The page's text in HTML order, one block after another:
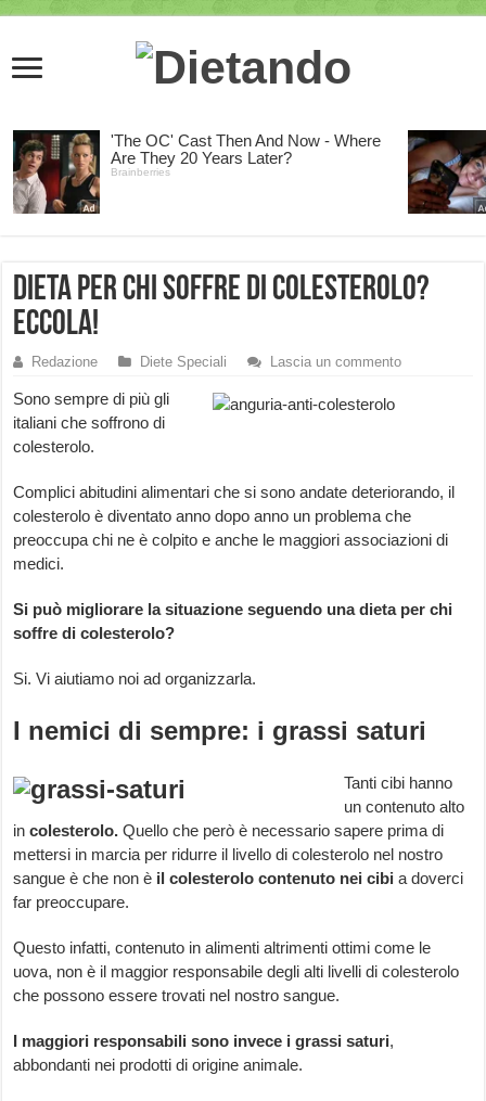
Dieta per chi soffre di colesterolo?
Eccola!
Redazione Diete Speciali Lascia un commento
Sono sempre di più gli
italiani che soffrono di
colesterolo.
Complici abitudini alimentari che si sono andate deteriorando, il
colesterolo è diventato anno dopo anno un problema che
preoccupa chi ne è colpito e anche le maggiori associazioni di
medici.
Si può migliorare la situazione seguendo una dieta per chi
soffre di colesterolo?
Si. Vi aiutiamo noi ad organizzarla.
I nemici di sempre: i grassi saturi
Tanti cibi hanno
un contenuto alto
incolesterolo. Quello che però è necessario sapere prima di
mettersi in marcia per ridurre il livello di colesterolo nel nostro
sangue è che non è il colesterolo contenuto nei cibia doverci
far preoccupare.
Questo infatti, contenuto in alimenti altrimenti ottimi come le
uova, non è il maggior responsabile degli alti livelli di colesterolo
che possono essere trovati nel nostro sangue.
I maggiori responsabili sono invece i grassi saturi,
abbondanti nei prodotti di origine animale.